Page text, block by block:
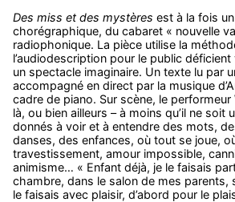
Des miss et des mystères est à la fois
chorégraphique, du cabaret « nouvelle
radiophonique. La pièce utilise la
l’audiodescription pour le public
un spectacle imaginaire. Un texte lu par
accompagné en direct par la musique
cadre de piano. Sur scène, le performeur
là, ou bien ailleurs – à moins qu’il ne soit
donnés à voir et à entendre des mots,
danses, des enfances, où tout se joue,
travestissement, amour impossible,
animisme… « Enfant déjà, je le faisais
chambre, dans le salon de mes parents,
le faisais avec plaisir, d’abord pour le